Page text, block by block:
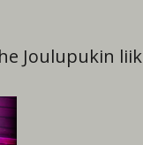
Joulupukin